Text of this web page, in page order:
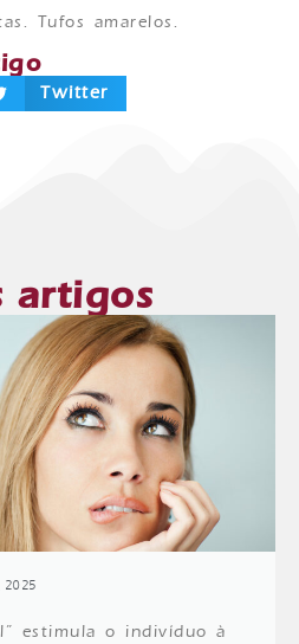
Tufos amarelos.
Twitter
artigos
2025
estimula o indivíduo à